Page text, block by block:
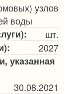
узлов
воды
шт.
2027
указанная
30.08.2021